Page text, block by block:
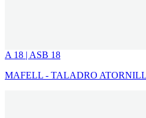
A 18 | ASB 18
MAFELL - TALADRO